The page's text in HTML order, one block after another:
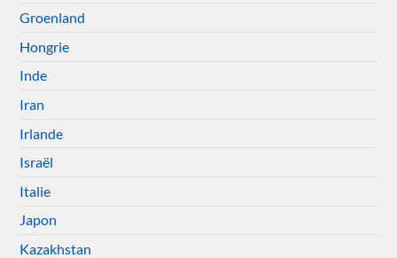
Groenland
Hongrie
Inde
Iran
Irlande
Israël
Italie
Japon
Kazakhstan